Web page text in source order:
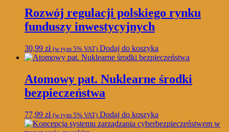
Rozwój regulacji polskiego rynku
funduszy inwestycyjnych
30,99 zł (w tym 5% VAT) Dodaj do koszyka
Atomowy pat. Nuklearne środki
bezpieczeństwa
77,99 zł (w tym 5% VAT) Dodaj do koszyka